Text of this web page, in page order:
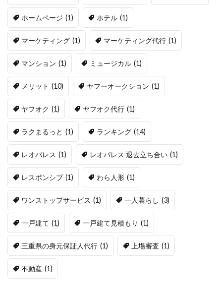
ホームページ (1) ホテル (1)
マーケティング (1) マーケティング代行 (1)
マンション (1) ミュージカル (1)
メリット (10) ヤフーオークション (1)
ヤフオク (1) ヤフオク代行 (1)
ラクまるっと (1) ランキング (14)
レオパレス (1) レオパレス 退去立ち合い (1)
レスポンシブ (1) わら人形 (1)
ワンストップサービス (1) 一人暮らし (3)
一戸建て (1) 一戸建て見積もり (1)
三重県の身元保証人代行 (1) 上場審査 (1)
不動産 (1)